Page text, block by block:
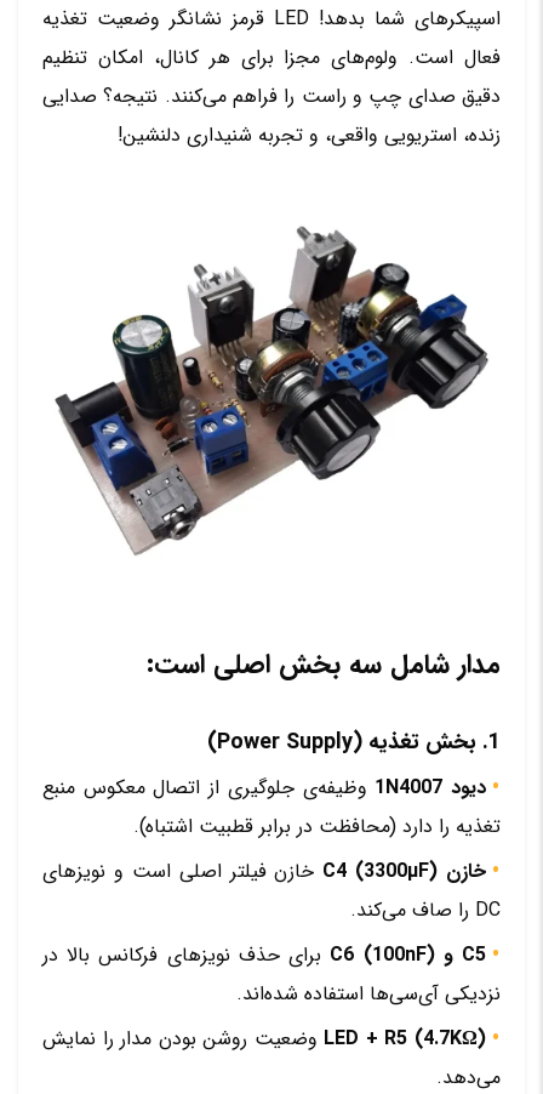
اسپیکرهای شما بدهد! LED قرمز نشانگر وضعیت تغذیه
فعال است. ولوم‌های مجزا برای هر کانال، امکان تنظیم
دقیق صدای چپ و راست را فراهم می‌کنند. نتیجه؟ صدایی
زنده، استریویی واقعی، و تجربه شنیداری دلنشین!
مدار شامل سه بخش اصلی است:
1. بخش تغذیه (Power Supply)
دیود 1N4007
وظیفه‌ی جلوگیری از اتصال معکوس منبع
تغذیه را دارد (محافظت در برابر قطبیت اشتباه).
خازن C4 (3300µF)
خازن فیلتر اصلی است و نویزهای
DC را صاف می‌کند.
C5 و C6 (100nF)
برای حذف نویزهای فرکانس بالا در
نزدیکی آی‌سی‌ها استفاده شده‌اند.
LED + R5 (4.7KΩ) وضعیت روشن بودن مدار را نمایش
می‌دهد.